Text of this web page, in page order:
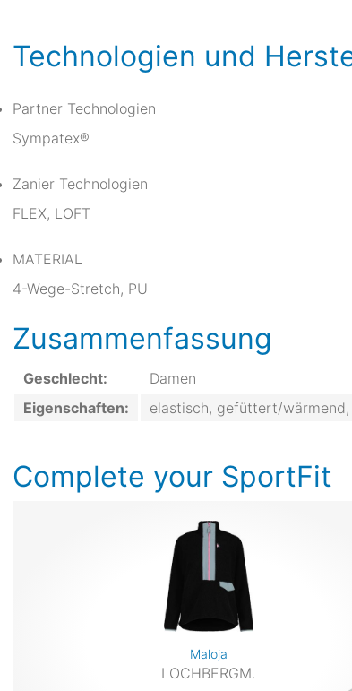
Technologien und
Partner Technologien
Sympatex®
Zanier Technologien
FLEX, LOFT
MATERIAL
4-Wege-Stretch, PU
Zusammenfassung
Geschlecht:
Damen
Eigenschaften:
elastisch, gefüttert/
Complete your SportFit
Maloja
LOCHBERGM.